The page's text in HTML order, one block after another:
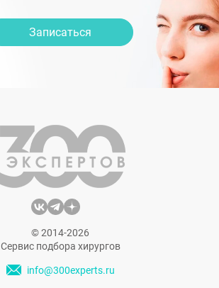
Записаться
© 2014-2026
Сервис подбора хирургов
info@300experts.ru